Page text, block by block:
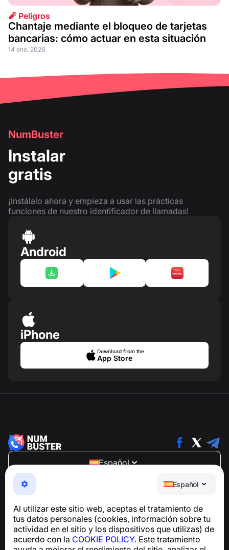
Español
Al utilizar este sitio web, aceptas el tratamiento de
tus datos personales (cookies, información sobre tu
actividad en el sitio y los dispositivos que utilizas) de
acuerdo con la COOKIE POLICY. Este tratamiento
🧨 Peligros
Chantaje mediante el bloqueo de tarjetas
bancarias: cómo actuar en esta situación
14 ene. 2026
NumBuster
Instalar
gratis
¡Instálalo ahora y empieza a usar las prácticas
funciones de nuestro identificador de llamadas!
Android
iPhone
Download from the
App Store
Español
NumBuster © 2013—2026 ·
support@numbuster.com
Una aplicación fácil de usar que te protege de estafas
Para consultas sobre el cumplimiento del RGPD:
support@numbuster.com